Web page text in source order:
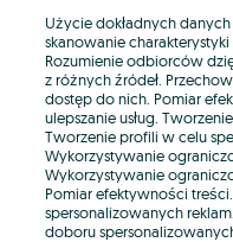
E-mail
Hasło
Użycie dokładnych
skanowanie
Rozumienie odbiorców
z różnych źródeł.
dostęp do nich. Pomiar
ulepszanie usług.
Tworzenie profili w celu
Wykorzystywanie
Wykorzystywanie
Pomiar efektywności
spersonalizowanych
doboru